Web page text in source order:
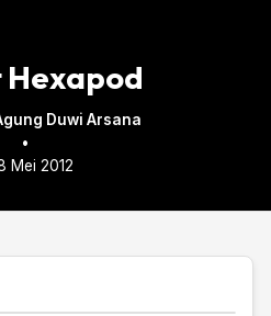
Duwi Arsana
•
Mei 2012